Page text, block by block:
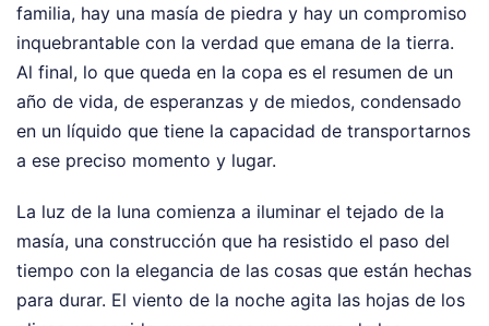
familia, hay una masía de piedra y hay un compromiso
inquebrantable con la verdad que emana de la tierra.
Al final, lo que queda en la copa es el resumen de un
año de vida, de esperanzas y de miedos, condensado
en un líquido que tiene la capacidad de transportarnos
a ese preciso momento y lugar.
La luz de la luna comienza a iluminar el tejado de la
masía, una construcción que ha resistido el paso del
tiempo con la elegancia de las cosas que están hechas
para durar. El viento de la noche agita las hojas de los